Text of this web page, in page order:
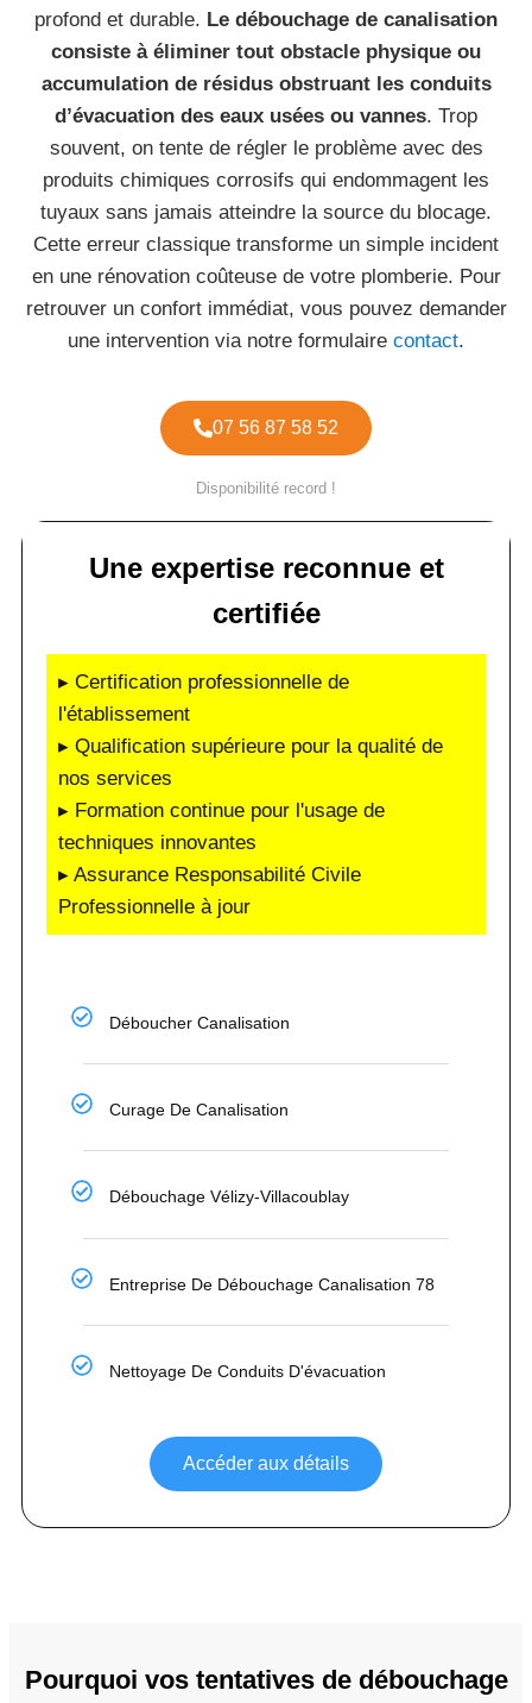
profond et durable. Le débouchage de canalisation
consiste à éliminer tout obstacle physique ou
accumulation de résidus obstruant les conduits
d’évacuation des eaux usées ou vannes. Trop
souvent, on tente de régler le problème avec des
produits chimiques corrosifs qui endommagent les
tuyaux sans jamais atteindre la source du blocage.
Cette erreur classique transforme un simple incident
en une rénovation coûteuse de votre plomberie. Pour
retrouver un confort immédiat, vous pouvez demander
une intervention via notre formulaire contact.
07 56 87 58 52
Disponibilité record !
Une expertise reconnue et
certifiée
▸ Certification professionnelle de
l'établissement
▸ Qualification supérieure pour la qualité de
nos services
▸ Formation continue pour l'usage de
techniques innovantes
▸ Assurance Responsabilité Civile
Professionnelle à jour
Déboucher Canalisation
Curage De Canalisation
Débouchage Vélizy-Villacoublay
Entreprise De Débouchage Canalisation 78
Nettoyage De Conduits D'évacuation
Accéder aux détails
Pourquoi vos tentatives de débouchage